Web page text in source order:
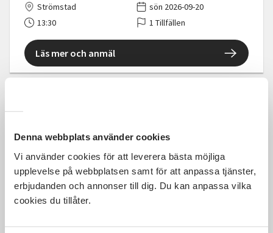
Denna webbplats använder cookies
Vi använder cookies för att leverera bästa möjliga
upplevelse på webbplatsen samt för att anpassa tjänster,
erbjudanden och annonser till dig. Du kan anpassa vilka
cookies du tillåter.
Strömstad
sön 2026-09-20
13:30
1 Tillfällen
Läs mer och anmäl
Resa till Astrid Lindgrens Värld
Kalmar
lör 2026-10-31